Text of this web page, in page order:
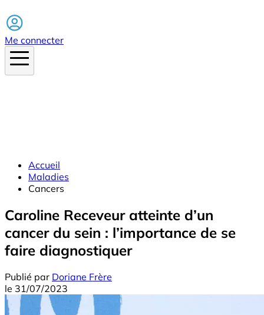
Me connecter
Accueil
Maladies
Cancers
Caroline Receveur atteinte d’un
cancer du sein : l’importance de se
faire diagnostiquer
Publié par Doriane Frère
le 31/07/2023